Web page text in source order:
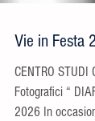
Vie in Festa
CENTRO STUDI